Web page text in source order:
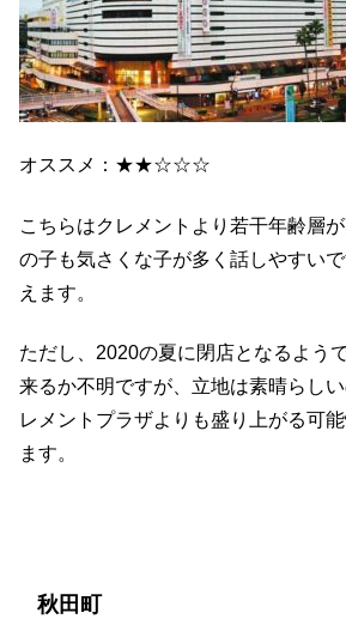
オススメ：★★☆☆☆
こちらはクレメントより若干年齢層
の子も気さくな子が多く話しやすい
えます。
ただし、2020の夏に閉店となるよう
来るか不明ですが、立地は素晴らし
レメントプラザよりも盛り上がる可
ます。
秋田町